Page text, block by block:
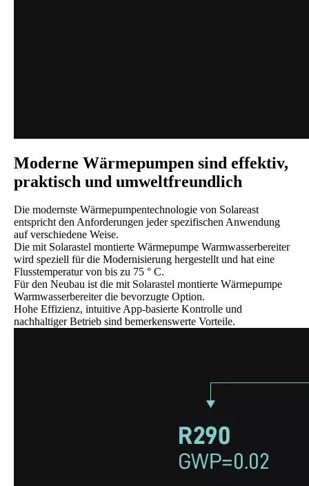
Moderne Wärmepumpen sind effektiv,
praktisch und umweltfreundlich
Die modernste Wärmepumpentechnologie von Solareast
entspricht den Anforderungen jeder spezifischen Anwendung
auf verschiedene Weise.
Die mit Solarastel montierte Wärmepumpe Warmwasserbereiter
wird speziell für die Modernisierung hergestellt und hat eine
Flusstemperatur von bis zu 75 ° C.
Für den Neubau ist die mit Solarastel montierte Wärmepumpe
Warmwasserbereiter die bevorzugte Option.
Hohe Effizienz, intuitive App-basierte Kontrolle und
nachhaltiger Betrieb sind bemerkenswerte Vorteile.